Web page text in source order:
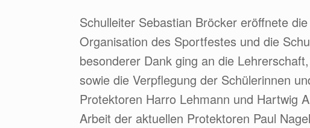
Schulleiter Sebastian Bröcker eröffnete
Organisation des Sportfestes und die
besonderer Dank ging an die
sowie die Verpflegung der Schülerinnen
Protektoren Harro Lehmann und Hartwig
Arbeit der aktuellen Protektoren Paul